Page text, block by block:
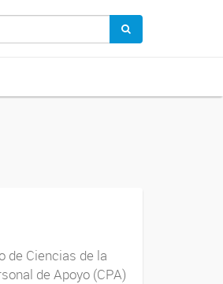
de Ciencias de la
de Apoyo (CPA)